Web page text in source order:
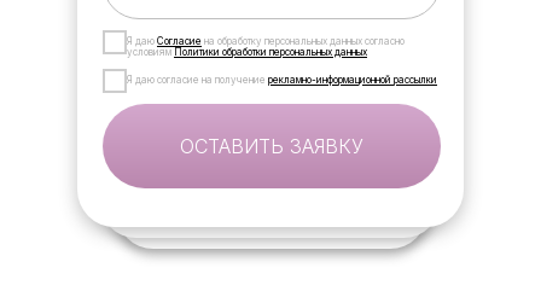
Я даю Согласие на обработку персональных данных согласно
условиям Политики обработки персональных данных
Я даю согласие на получение рекламно-информационной рассылки
ОСТАВИТЬ ЗАЯВКУ